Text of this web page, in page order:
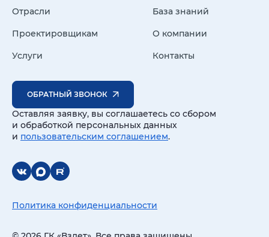
Отрасли
Проектировщикам
Услуги
База знаний
О компании
Контакты
ОБРАТНЫЙ ЗВОНОК
Оставляя заявку, вы соглашаетесь со сбором
и обработкой персональных данных
и пользовательским соглашением.
Политика конфиденциальности